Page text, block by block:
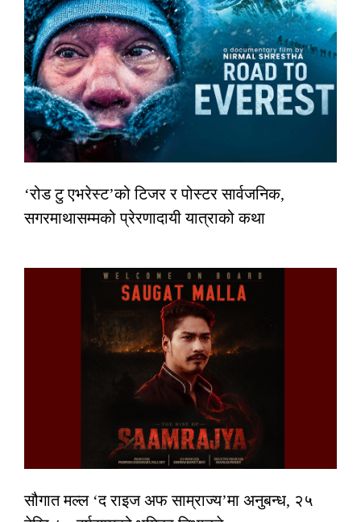
‘रोड टु एभरेस्ट’को टिजर र पोस्टर सार्वजनिक,
सगरमाथासम्मको प्रेरणादायी यात्राको कथा
सौगात मल्ल ‘द राइज अफ साम्राज्य’मा अनुबन्ध, २५